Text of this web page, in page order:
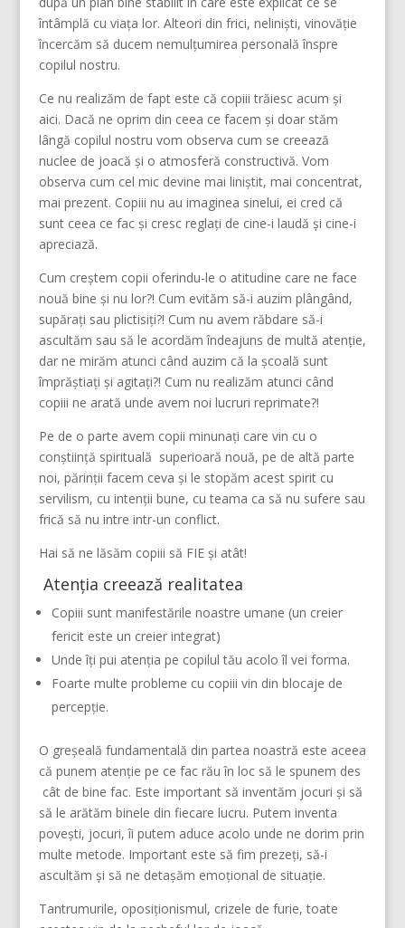
întâmplă cu viața lor. Alteori din frici, neliniști, vinovăție
încercăm să ducem nemulțumirea personală înspre
copilul nostru.
Ce nu realizăm de fapt este că copiii trăiesc acum și
aici. Dacă ne oprim din ceea ce facem și doar stăm
lângă copilul nostru vom observa cum se creează
nuclee de joacă și o atmosferă constructivă. Vom
observa cum cel mic devine mai liniștit, mai concentrat,
mai prezent. Copiii nu au imaginea sinelui, ei cred că
sunt ceea ce fac și cresc reglați de cine-i laudă și cine-i
apreciază.
Cum creștem copii oferindu-le o atitudine care ne face
nouă bine și nu lor?! Cum evităm să-i auzim plângând,
supărați sau plictisiți?! Cum nu avem răbdare să-i
ascultăm sau să le acordăm îndeajuns de multă atenție,
dar ne mirăm atunci când auzim că la școală sunt
împrăștiați și agitați?! Cum nu realizăm atunci când
copiii ne arată unde avem noi lucruri reprimate?!
Pe de o parte avem copii minunați care vin cu o
conștiință spirituală superioară nouă, pe de altă parte
noi, părinții facem ceva și le stopăm acest spirit cu
servilism, cu intenții bune, cu teama ca să nu sufere sau
frică să nu intre intr-un conflict.
Hai să ne lăsăm copiii să FIE și atât!
Atenția creează realitatea
Copiii sunt manifestările noastre umane (un creier
fericit este un creier integrat)
Unde îți pui atenția pe copilul tău acolo îl vei forma.
Foarte multe probleme cu copiii vin din blocaje de
percepție.
O greșeală fundamentală din partea noastră este aceea
că punem atenție pe ce fac rău în loc să le spunem des
cât de bine fac. Este important să inventăm jocuri și să
să le arătăm binele din fiecare lucru. Putem inventa
povești, jocuri, îi putem aduce acolo unde ne dorim prin
multe metode. Important este să fim prezeți, să-i
ascultăm și să ne detașăm emoțional de situație.
Tantrumurile, oposiționismul, crizele de furie, toate